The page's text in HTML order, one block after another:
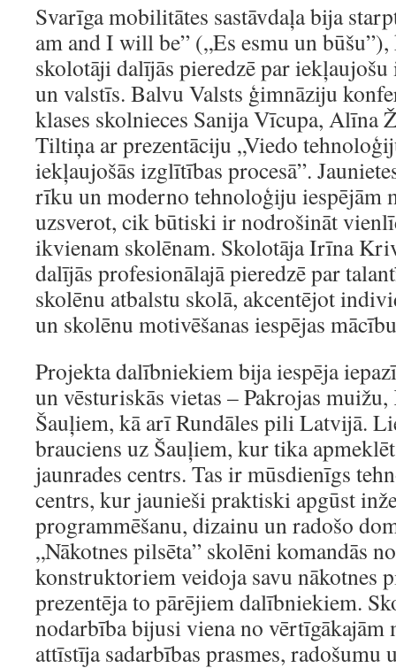
Svarīga mobilitātes sastāvdaļa bija
am and I will be” („Es esmu un
skolotāji dalījās pieredzē par
un valstīs. Balvu Valsts ģimnāziju
klases skolnieces Sanija Vīcupa, Alīna
Tiltiņa ar prezentāciju „Viedo
iekļaujošās izglītības procesā”.
rīku un moderno tehnoloģiju iespējām
uzsverot, cik būtiski ir nodrošināt
ikvienam skolēnam. Skolotāja Irīna
dalījās profesionālajā pieredzē par
skolēnu atbalstu skolā, akcentējot
un skolēnu motivēšanas iespējas
Projekta dalībniekiem bija iespēja
un vēsturiskās vietas – Pakrojas
Šauļiem, kā arī Rundāles pili Latvijā.
brauciens uz Šauļiem, kur tika
jaunrades centrs. Tas ir mūsdienīgs
centrs, kur jaunieši praktiski apgūst
programmēšanu, dizainu un radošo
„Nākotnes pilsēta” skolēni komandās
konstruktoriem veidoja savu nākotnes
prezentēja to pārējiem dalībniekiem.
nodarbība bijusi viena no vērtīgākajām
attīstīja sadarbības prasmes,